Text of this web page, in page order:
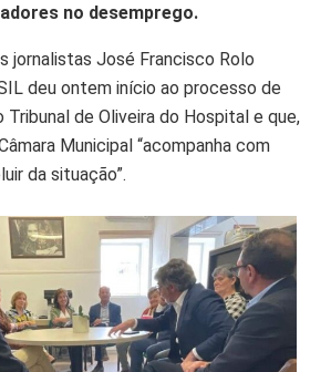
no desemprego.
jornalistas José Francisco Rolo
deu ontem início ao processo de
Tribunal de Oliveira do Hospital e que,
Municipal “acompanha com
da situação”.